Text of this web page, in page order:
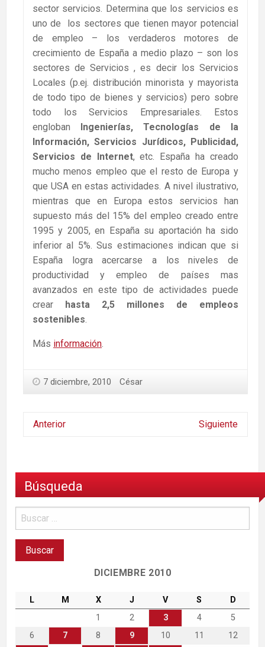
sector servicios. Determina que los servicios es
uno de los sectores que tienen mayor potencial
de empleo – los verdaderos motores de
crecimiento de España a medio plazo – son los
sectores de Servicios , es decir los Servicios
Locales (p.ej. distribución minorista y mayorista
de todo tipo de bienes y servicios) pero sobre
todo los Servicios Empresariales. Estos
engloban Ingenierías, Tecnologías de la
Información, Servicios Jurídicos, Publicidad,
Servicios de Internet, etc. España ha creado
mucho menos empleo que el resto de Europa y
que USA en estas actividades. A nivel ilustrativo,
mientras que en Europa estos servicios han
supuesto más del 15% del empleo creado entre
1995 y 2005, en España su aportación ha sido
inferior al 5%. Sus estimaciones indican que si
España logra acercarse a los niveles de
productividad y empleo de países mas
avanzados en este tipo de actividades puede
crear hasta 2,5 millones de empleos
sostenibles
Más información
7 diciembre, 2010 César
Anterior Siguiente
Búsqueda
DICIEMBRE 2010
L M X J V S
D
1
2 3 4
5
6
7 8 9 10 11
12